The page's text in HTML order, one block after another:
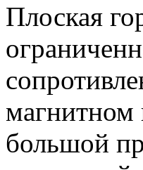
Плоская
магнитном
большой